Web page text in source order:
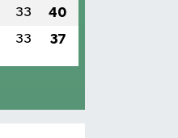
33 40
33 37